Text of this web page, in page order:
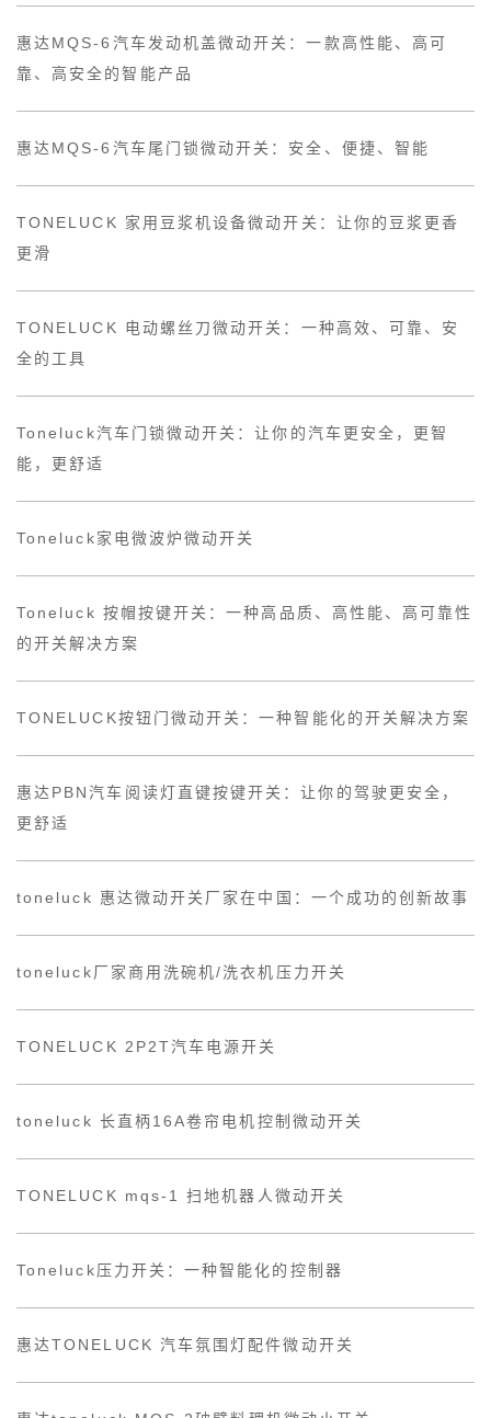
惠达MQS-6汽车发动机盖微动开关：一款高性能、高可
靠、高安全的智能产品
惠达MQS-6汽车尾门锁微动开关：安全、便捷、智能
TONELUCK 家用豆浆机设备微动开关：让你的豆浆更香
更滑
TONELUCK 电动螺丝刀微动开关：一种高效、可靠、安
全的工具
Toneluck汽车门锁微动开关：让你的汽车更安全，更智
能，更舒适
Toneluck家电微波炉微动开关
Toneluck 按帽按键开关：一种高品质、高性能、高可靠性
的开关解决方案
TONELUCK按钮门微动开关：一种智能化的开关解决方案
惠达PBN汽车阅读灯直键按键开关：让你的驾驶更安全，
更舒适
toneluck 惠达微动开关厂家在中国：一个成功的创新故事
toneluck厂家商用洗碗机/洗衣机压力开关
TONELUCK 2P2T汽车电源开关
toneluck 长直柄16A卷帘电机控制微动开关
TONELUCK mqs-1 扫地机器人微动开关
Toneluck压力开关：一种智能化的控制器
惠达TONELUCK 汽车氛围灯配件微动开关